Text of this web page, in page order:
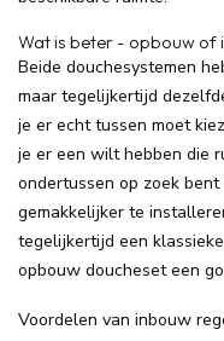
Wat is beter - opbouw of
Beide douchesystemen
maar tegelijkertijd
je er echt tussen moet
je er een wilt hebben die
ondertussen op zoek
gemakkelijker te
tegelijkertijd een
opbouw doucheset een
Voordelen van inbouw